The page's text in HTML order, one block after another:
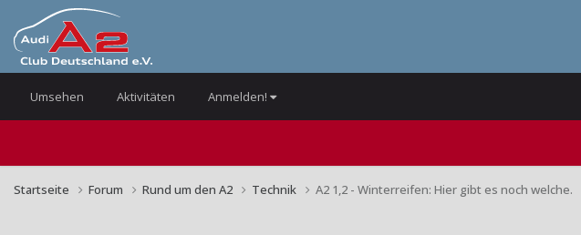
Umsehen Aktivitäten Anmelden!
Startseite Forum Rund um den A2 Technik A2 1,2 - Winterreifen: Hier gibt es noch welche.